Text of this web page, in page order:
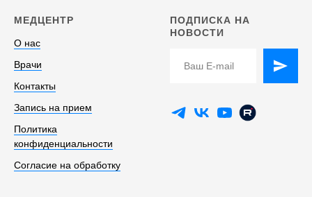
МЕДЦЕНТР
О нас
Врачи
Контакты
Запись на прием
Политика
конфиденциальности
Согласие на обработку
ПОДПИСКА НА
НОВОСТИ